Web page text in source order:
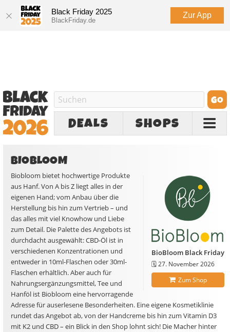
Black Friday 2025
BlackFriday.de
Zur App
DEALS SHOPS
BIOBLOOM
BioBloom Black Friday
🗓️27. November 2026
Zum Shop
Biobloom bietet hochwertige Produkte
aus Hanf. Von A bis Z liegt alles in der
eigenen Hand; vom Anbau über die
Herstellung bis hin zum Vertrieb – und
das alles mit viel Knowhow und Liebe
zum Detail. Die Palette des Angebots ist
durchdacht ausgewählt: CBD-Öl ist in
verschiedenen Konzentrationen und
entweder in 10ml-Flaschen oder 30ml-
Flaschen erhältlich. Aber auch für
Nahrungsergänzungsmittel, Tee und
Hanföl ist Biobloom eine hervorragende
Adresse für auserlesene Besonderheiten. Eine eigene Kosmetiklinie
rundet das Angebot ab, von der Handcreme bis hin zum Vitamin D3
mit K2 und CBD – ein Blick in den Shop lohnt sich! Die Macher hinter